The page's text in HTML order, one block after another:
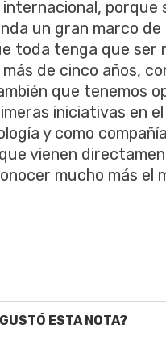
un gran marco
toda tenga que ser
de cinco años,
que tenemos
iniciativas en
y como
vienen
mucho más el
ESTA NOTA?